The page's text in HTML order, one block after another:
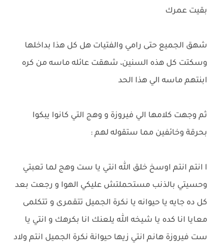
بقيت عمرك
شهق الجميع حتى رامي والفتيات هل كل هذا بداخلها
وسكتت كل هذه السنين، شهقت عائله ماسه من كره
ابنتهم ماسه الي هذا الحد
ثم وجهت كلامها الي فيروزة و وهج التي كانوا يبكوا
بحرقة وخائفين مما ستقوله لهم :
ا انتم انتم اوسخ خلق الله انتي يا ست وهج لما تعبتي
وحسيتي بالذنب مستحملتش عليكي الهوا و رجعت بعد
كل ده جايه يا حيوانه يا نكرة الجميل تتقمرى و تتكلمى
معايا انا كده يا شيخه الله يلعنك انا بكرهك و انتي يا
ست فيروزة هانم انتي زيها حيوانة نكرة الجميل انتم ولاد